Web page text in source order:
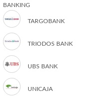
BANKING
TARGOBANK
TRIODOS BANK
UBS BANK
UNICAJA